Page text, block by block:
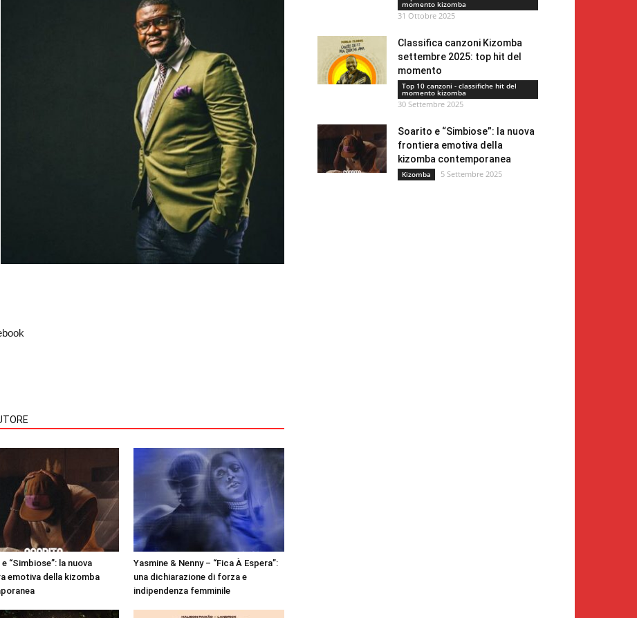
“Simbiose”: la nuova
emotiva della kizomba
Yasmine & Nenny – “Fica À Espera”:
una dichiarazione di forza e
indipendenza femminile
momento kizomba
31 Ottobre 2025
Classifica canzoni Kizomba
settembre 2025: top hit del
momento
Top 10 canzoni - classifiche hit del
momento kizomba
30 Settembre 2025
Soarito e “Simbiose”: la nuova
frontiera emotiva della
kizomba contemporanea
Kizomba 5 Settembre 2025